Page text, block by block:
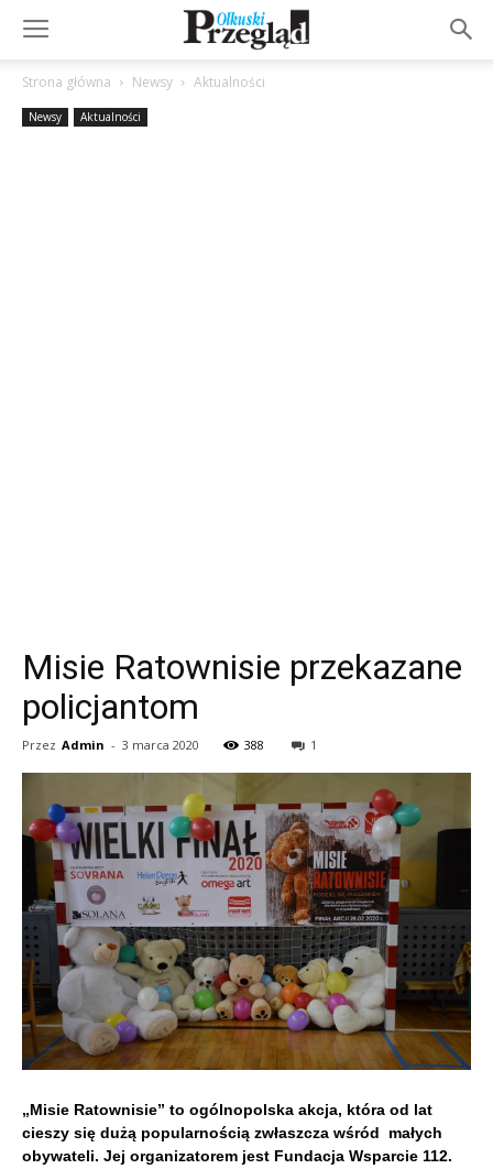
Strona główna Newsy Aktualności
Newsy Aktualności
Misie Ratownisie przekazane
policjantom
Przez Admin - 3 marca 2020 388 1
„Misie Ratownisie” to ogólnopolska akcja, która od lat
cieszy się dużą popularnością zwłaszcza wśród małych
obywateli. Jej organizatorem jest Fundacja Wsparcie 112.